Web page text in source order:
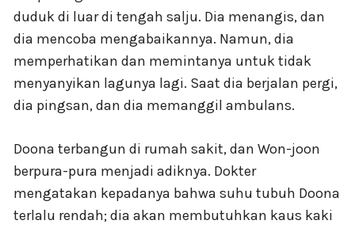
duduk di luar di tengah salju. Dia menangis, dan
dia mencoba mengabaikannya. Namun, dia
memperhatikan dan memintanya untuk tidak
menyanyikan lagunya lagi. Saat dia berjalan pergi,
dia pingsan, dan dia memanggil ambulans.
Doona terbangun di rumah sakit, dan Won-joon
berpura-pura menjadi adiknya. Dokter
mengatakan kepadanya bahwa suhu tubuh Doona
terlalu rendah; dia akan membutuhkan kaus kaki